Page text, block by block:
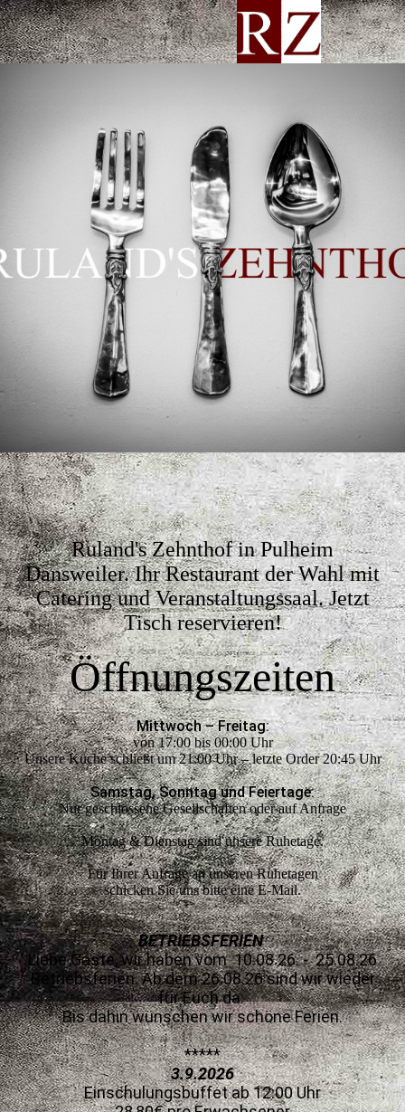
Ruland's Zehnthof in Pulheim
Dansweiler. Ihr Restaurant der Wahl mit
Catering und Veranstaltungssaal. Jetzt
Tisch reservieren!
Öffnungs­zeiten
Mittwoch – Freitag:
von 17:00 bis 00:00 Uhr
Unsere Küche schließt um 21:00 Uhr – letzte Order 20:45 Uhr
Samstag, Sonntag und Feiertage:
Nur geschlossene Gesellschaften oder auf Anfrage
Montag & Dienstag sind unsere Ruhetage.
Für Ihrer Anfrage an unseren Ruhetagen
schicken Sie uns bitte eine E-Mail.
BETRIEBSFERIEN
Liebe Gäste, wir haben vom 10.08.26. - 25.08.26
Betriebsferien. Ab dem 26.08.26 sind wir wieder
für Euch da.
Bis dahin wünschen wir schöne Ferien.
*****
3.9.2026
Einschulungsbuffet ab 12:00 Uhr